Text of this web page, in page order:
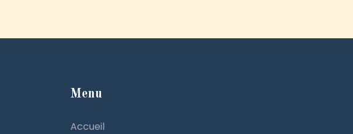
Menu
Accueil